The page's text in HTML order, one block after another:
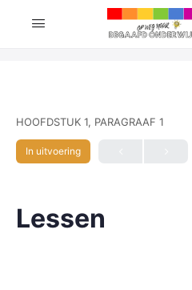
HOOFDSTUK 1, PARAGRAAF 1
In uitvoering
Lessen